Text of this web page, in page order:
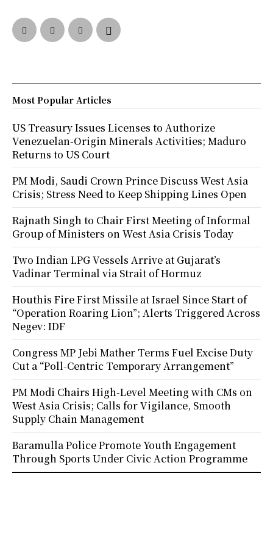
Most Popular Articles
US Treasury Issues Licenses to Authorize
Venezuelan-Origin Minerals Activities; Maduro
Returns to US Court
PM Modi, Saudi Crown Prince Discuss West Asia
Crisis; Stress Need to Keep Shipping Lines Open
Rajnath Singh to Chair First Meeting of Informal
Group of Ministers on West Asia Crisis Today
Two Indian LPG Vessels Arrive at Gujarat’s
Vadinar Terminal via Strait of Hormuz
Houthis Fire First Missile at Israel Since Start of
“Operation Roaring Lion”; Alerts Triggered Across
Negev: IDF
Congress MP Jebi Mather Terms Fuel Excise Duty
Cut a “Poll-Centric Temporary Arrangement”
PM Modi Chairs High-Level Meeting with CMs on
West Asia Crisis; Calls for Vigilance, Smooth
Supply Chain Management
Baramulla Police Promote Youth Engagement
Through Sports Under Civic Action Programme